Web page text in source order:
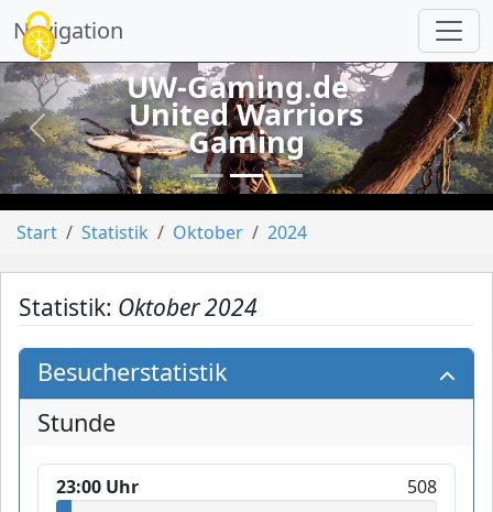
Navigation
vorheriges
UW-Gaming.de -
United Warriors
Gaming
Start Statistik Oktober 2024
Statistik: Oktober 2024
Besucherstatistik
Stunde
23:00 Uhr 508
Cookie-Einstellungen